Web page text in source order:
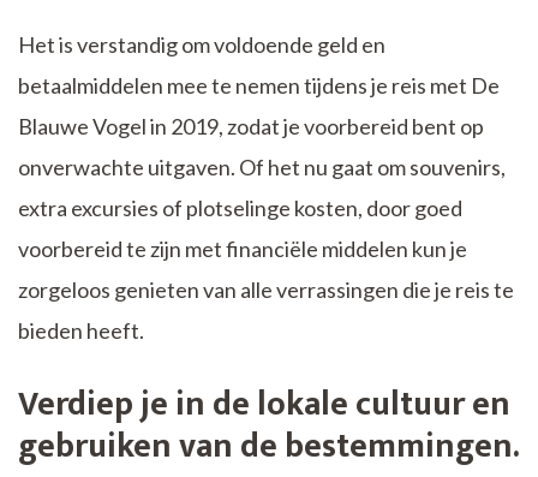
Het is verstandig om voldoende geld en
betaalmiddelen mee te nemen tijdens je reis met De
Blauwe Vogel in 2019, zodat je voorbereid bent op
onverwachte uitgaven. Of het nu gaat om souvenirs,
extra excursies of plotselinge kosten, door goed
voorbereid te zijn met financiële middelen kun je
zorgeloos genieten van alle verrassingen die je reis te
bieden heeft.
Verdiep je in de lokale cultuur en
gebruiken van de bestemmingen.